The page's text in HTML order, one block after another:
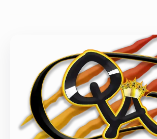
Tous les modèles
Actualités
Le groupe